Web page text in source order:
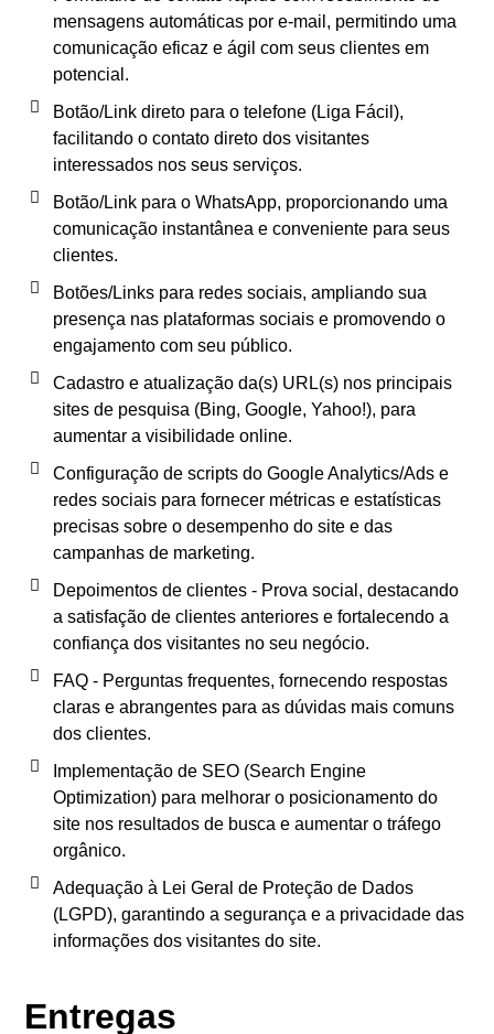
mensagens automáticas por e-mail, permitindo uma
comunicação eficaz e ágil com seus clientes em
potencial.
Botão/Link direto para o telefone (Liga Fácil),
facilitando o contato direto dos visitantes
interessados nos seus serviços.
Botão/Link para o WhatsApp, proporcionando uma
comunicação instantânea e conveniente para seus
clientes.
Botões/Links para redes sociais, ampliando sua
presença nas plataformas sociais e promovendo o
engajamento com seu público.
Cadastro e atualização da(s) URL(s) nos principais
sites de pesquisa (Bing, Google, Yahoo!), para
aumentar a visibilidade online.
Configuração de scripts do Google Analytics/Ads e
redes sociais para fornecer métricas e estatísticas
precisas sobre o desempenho do site e das
campanhas de marketing.
Depoimentos de clientes - Prova social, destacando
a satisfação de clientes anteriores e fortalecendo a
confiança dos visitantes no seu negócio.
FAQ - Perguntas frequentes, fornecendo respostas
claras e abrangentes para as dúvidas mais comuns
dos clientes.
Implementação de SEO (Search Engine
Optimization) para melhorar o posicionamento do
site nos resultados de busca e aumentar o tráfego
orgânico.
Adequação à Lei Geral de Proteção de Dados
(LGPD), garantindo a segurança e a privacidade das
informações dos visitantes do site.
Entregas